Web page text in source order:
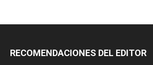
RECOMENDACIONES DEL EDITOR